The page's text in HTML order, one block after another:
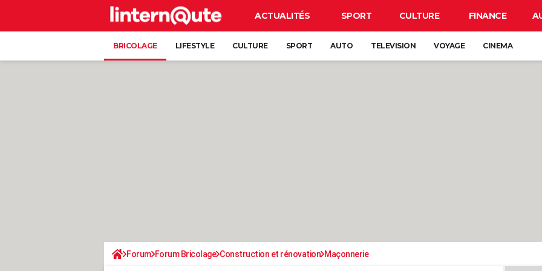
ACTUALITÉS SPORT CULTURE FINANCE
BRICOLAGE LIFESTYLE CULTURE SPORT AUTO TELEVISION VOYAGE CINEMA
Forum Forum Bricolage Construction et rénovation Maçonnerie